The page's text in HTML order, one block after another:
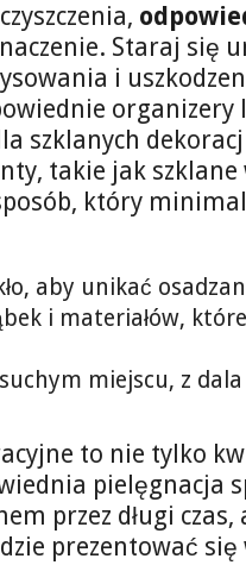
Staraj się
i
organizery
szklanych
takie jak
który
aby unikać
i materiałów,
miejscu, z
to nie tylko
pielęgnacja
przez długi
prezentować